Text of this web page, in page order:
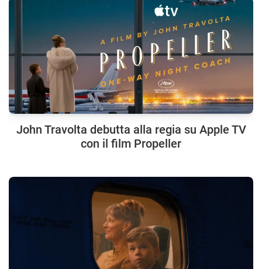
John Travolta debutta alla regia su Apple TV
con il film Propeller